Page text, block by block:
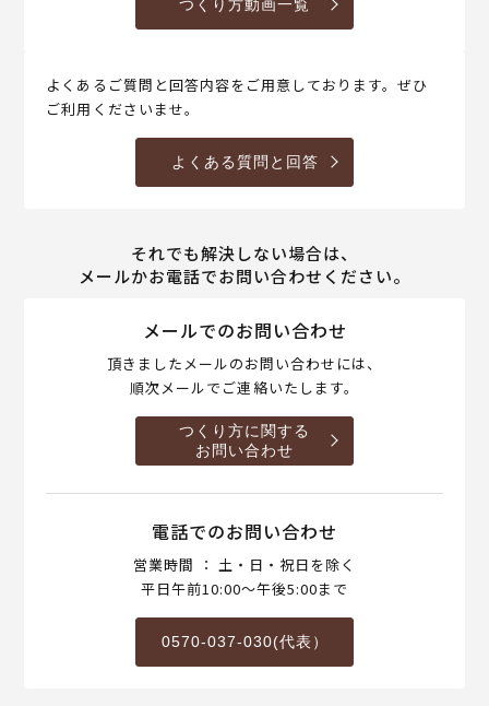
つくり方動画一覧
よくあるご質問と回答内容をご用意しております。ぜひ
ご利用くださいませ。
よくある質問と回答
それでも解決しない場合は、
メールかお電話でお問い合わせください。
メールでのお問い合わせ
頂きましたメールのお問い合わせには、
順次メールでご連絡いたします。
つくり方に関する
お問い合わせ
電話でのお問い合わせ
営業時間 ： 土・日・祝日を除く
平日午前10:00～午後5:00まで
0570-037-030(代表）